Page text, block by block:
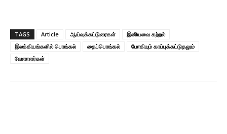
TAGS Article ஆய்வுக்கட்டுரைகள்
இனியவை கற்றல்
இலக்கியங்களில் பொங்கல்
தைப்பொங்கல்
போகியும் காப்புக்கட்டுதலும்
வேளாளர்கள்